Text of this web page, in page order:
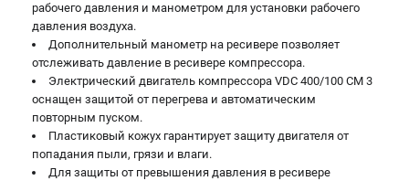
рабочего давления и манометром для установки рабочего
давления воздуха.
Дополнительный манометр на ресивере позволяет
отслеживать давление в ресивере компрессора.
Электрический двигатель компрессора VDC 400/100 CМ 3
оснащен защитой от перегрева и автоматическим
повторным пуском.
Пластиковый кожух гарантирует защиту двигателя от
попадания пыли, грязи и влаги.
Для защиты от превышения давления в ресивере